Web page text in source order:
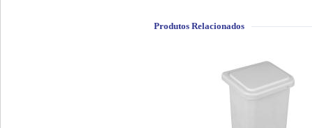
Produtos Relacionados